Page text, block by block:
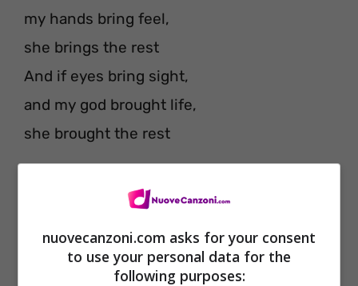
my hands bring feel,
she brings the rest
And if eyes bring sight,
and my god brought life,
she brought the rest
nuovecanzoni.com asks for your consent
to use your personal data for the
following purposes: